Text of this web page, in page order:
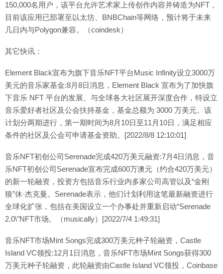
150,000名用户，该平台允许艺术家上传创作内容并铸造为NFT，
目前该应用已部署至以太坊、BNBChain等网络，预计将于未来
几日内与Polygon兼容。（coindesk）
其它快讯：
Element Black宣布为旗下音乐NFT平台Music Infinity设立3000万
美元的音乐家基金:8月8日消息，Element Black 宣布为了加快旗
下音乐 NFT 平台的发展、与全球各大社区展开深度合作，特设立
音乐爱好者社区及公会扶持基金，基金总额为 3000 万美元。该
计划分两期进行，第一期时间为8月10日至11月10日，满足相应
条件的社区及公会可申请基金资助。[2022/8/8 12:10:01]
音乐NFT初创公司Serenade完成420万美元融资:7月4日消息，音
乐NFT初创公司Serenade宣布完成600万澳元（约合420万美元）
的新一轮融资，投资方包括音乐行业内多家公司高管以及“金刚
狼”休·杰克曼。Serenade表示，他们计划利用这笔最新融资进行
全球化扩张，包括在美国设立一个办事处并重新启动“Serenade
2.0\"NFT市场。（musically）[2022/7/4 1:49:31]
音乐NFT市场Mint Songs完成300万美元种子轮融资，Castle
Island VC领投:12月1日消息，音乐NFT市场Mint Songs获得300
万美元种子轮融资，此轮融资由Castle Island VC领投，Coinbase